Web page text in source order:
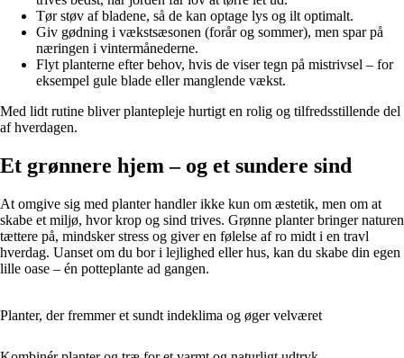
Tør støv af bladene, så de kan optage lys og ilt optimalt.
Giv gødning i vækstsæsonen (forår og sommer), men spar på
næringen i vintermånederne.
Flyt planterne efter behov, hvis de viser tegn på mistrivsel – for
eksempel gule blade eller manglende vækst.
Med lidt rutine bliver plantepleje hurtigt en rolig og tilfredsstillende del
af hverdagen.
Et grønnere hjem – og et sundere sind
At omgive sig med planter handler ikke kun om æstetik, men om at
skabe et miljø, hvor krop og sind trives. Grønne planter bringer naturen
tættere på, mindsker stress og giver en følelse af ro midt i en travl
hverdag. Uanset om du bor i lejlighed eller hus, kan du skabe din egen
lille oase – én potteplante ad gangen.
Planter, der fremmer et sundt indeklima og øger velværet